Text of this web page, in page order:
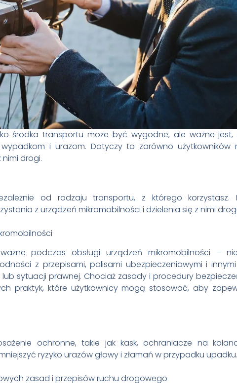
środka transportu może być wygodne, ale ważne
i urazom. Dotyczy to zarówno użytkowników
drogi.
od rodzaju transportu, z którego korzystasz.
z urządzeń mikromobilności i dzielenia się z nimi
podczas obsługi urządzeń mikromobilności –
z przepisami, polisami ubezpieczeniowymi i
sytuacji prawnej. Chociaż zasady i procedury
praktyk, które użytkownicy mogą stosować, aby
ochronne, takie jak kask, ochraniacze na
ryzyko urazów głowy i złamań w przypadku upadku.
zasad i przepisów ruchu drogowego